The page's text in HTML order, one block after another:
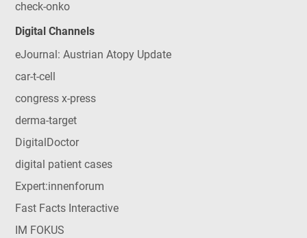
check-onko
Digital Channels
eJournal: Austrian Atopy Update
car-t-cell
congress x-press
derma-target
DigitalDoctor
digital patient cases
Expert:innenforum
Fast Facts Interactive
IM FOKUS